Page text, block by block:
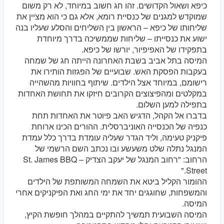
כיפא ושאול הקדושים. זהו חג חשוב במיוחד, לא רק משום
שמוקדש למגנים של כנסיית רומא, אלא גם כי הוא מציין את
שליחותו של כיפא – הראשון בין השליחים והסלע שעליו בנה
ישוע את כנסייתו – שליחות שממשיכה בדרך מיוחדת
בתפקידו של האפיפיור, יורשו של כיפא.
המיסה בתל אביב בשבת האחרונה הייתה חג של שמחה
בעקבות הפסקת האש. שבועיים של הפגזות הותירו את
רישומם, במיוחד אצל הילדים. שיתוף בחוויות מהשהייה
במקלטים ומהפיצוצים הקרובים חיזקו את תחושת האחדות
בתפילה למען השלום.
בדברו אל הקהל, הדגיש האב פיוטר את האחדות תחת
כנפיה של הכנסייה האוניברסלית. ההורים הכינו ארוחת
פיקניק טעימה, וליד הגדר שעליה עומדת בדרך כלל עמדת
המנגל נתלה שלט משעשע ובו נכתב השם הרשמי של
הרחוב: "רחוב המנגל של יעקב הצדיק – St. James BBQ
Street."
ההומור הקליל ביטא את השמחה המשותפת של הילדים
והמשפחות, שחוגגים יחד את ימי החג ואת הפיקניקים אחרי
המיסה.
המיסה השבועית תמשיך להתקיים במהלך חופשת הקיץ,